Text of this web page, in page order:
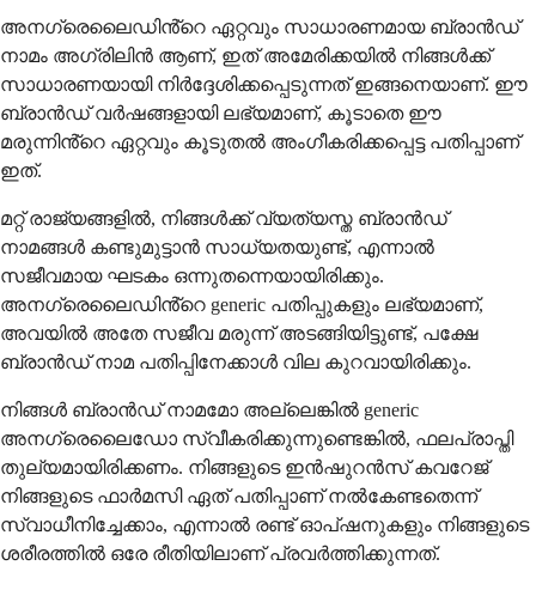
അനഗ്രെലൈഡിൻ്റെ ഏറ്റവും സാധാരണമായ ബ്രാൻഡ്
നാമം അഗ്രിലിൻ ആണ്, ഇത് അമേരിക്കയിൽ നിങ്ങൾക്ക്
സാധാരണയായി നിർദ്ദേശിക്കപ്പെടുന്നത് ഇങ്ങനെയാണ്. ഈ
ബ്രാൻഡ് വർഷങ്ങളായി ലഭ്യമാണ്, കൂടാതെ ഈ
മരുന്നിൻ്റെ ഏറ്റവും കൂടുതൽ അംഗീകരിക്കപ്പെട്ട പതിപ്പാണ്
ഇത്.
മറ്റ് രാജ്യങ്ങളിൽ, നിങ്ങൾക്ക് വ്യത്യസ്ത ബ്രാൻഡ്
നാമങ്ങൾ കണ്ടുമുട്ടാൻ സാധ്യതയുണ്ട്, എന്നാൽ
സജീവമായ ഘടകം ഒന്നുതന്നെയായിരിക്കും.
അനഗ്രെലൈഡിൻ്റെ generic പതിപ്പുകളും ലഭ്യമാണ്,
അവയിൽ അതേ സജീവ മരുന്ന് അടങ്ങിയിട്ടുണ്ട്, പക്ഷേ
ബ്രാൻഡ് നാമ പതിപ്പിനേക്കാൾ വില കുറവായിരിക്കും.
നിങ്ങൾ ബ്രാൻഡ് നാമമോ അല്ലെങ്കിൽ generic
അനഗ്രെലൈഡോ സ്വീകരിക്കുന്നുണ്ടെങ്കിൽ, ഫലപ്രാപ്തി
തുല്യമായിരിക്കണം. നിങ്ങളുടെ ഇൻഷുറൻസ് കവറേജ്
നിങ്ങളുടെ ഫാർമസി ഏത് പതിപ്പാണ് നൽകേണ്ടതെന്ന്
സ്വാധീനിച്ചേക്കാം, എന്നാൽ രണ്ട് ഓപ്ഷനുകളും നിങ്ങളുടെ
ശരീരത്തിൽ ഒരേ രീതിയിലാണ് പ്രവർത്തിക്കുന്നത്.